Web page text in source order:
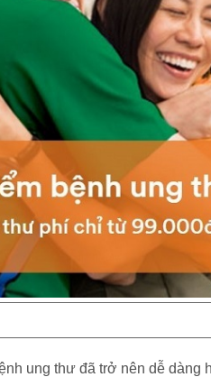
ung thư đã trở nên dễ